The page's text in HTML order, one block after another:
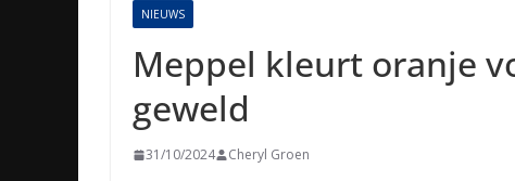
NIEUWS
Meppel kleurt oranje
geweld
31/10/2024 Cheryl Groen